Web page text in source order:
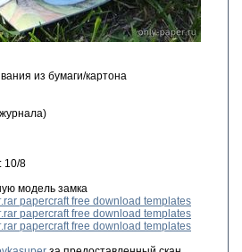
из бумаги/картона
10/8
модель замка
papercraft free download templates
papercraft free download templates
papercraft free download templates